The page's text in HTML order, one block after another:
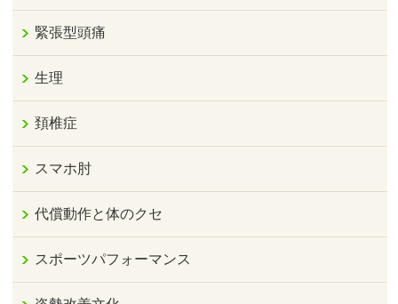
緊張型頭痛
生理
頚椎症
スマホ肘
代償動作と体のクセ
スポーツパフォーマンス